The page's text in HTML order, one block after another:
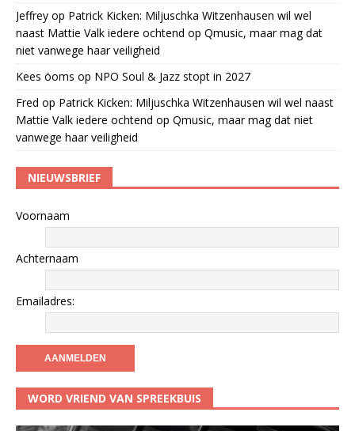
Jeffrey op Patrick Kicken: Miljuschka Witzenhausen wil wel
naast Mattie Valk iedere ochtend op Qmusic, maar mag dat
niet vanwege haar veiligheid
Kees öoms op NPO Soul & Jazz stopt in 2027
Fred op Patrick Kicken: Miljuschka Witzenhausen wil wel naast
Mattie Valk iedere ochtend op Qmusic, maar mag dat niet
vanwege haar veiligheid
NIEUWSBRIEF
Voornaam
Achternaam
Emailadres:
WORD VRIEND VAN SPREEKBUIS